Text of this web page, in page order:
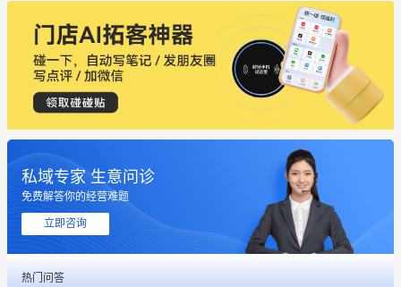
私域专家 生意问诊
免费解答你的经营难题
立即咨询
热门问答